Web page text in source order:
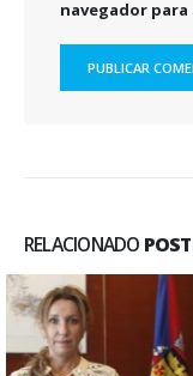
navegador
RELACIONADO